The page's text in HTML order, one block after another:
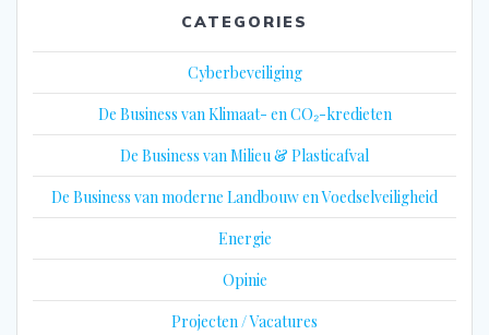
CATEGORIES
Cyberbeveiliging
De Business van Klimaat- en CO₂-kredieten
De Business van Milieu & Plasticafval
De Business van moderne Landbouw en Voedselveiligheid
Energie
Opinie
Projecten / Vacatures